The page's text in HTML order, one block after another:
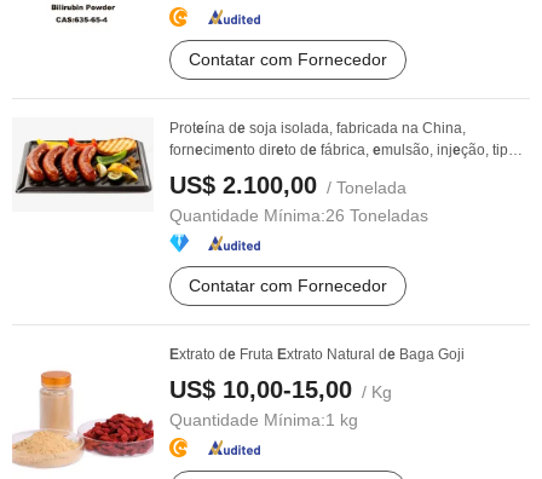
Contatar com Fornecedor
Proteína de soja isolada, fabricada na China,
fornecimento direto de fábrica, emulsão, injeção, tipo
US$ 2.100,00 / Tonelada
Quantidade Mínima:26 Toneladas
Contatar com Fornecedor
Extrato de Fruta Extrato Natural de Baga Goji
US$ 10,00-15,00 / Kg
Quantidade Mínima:1 kg